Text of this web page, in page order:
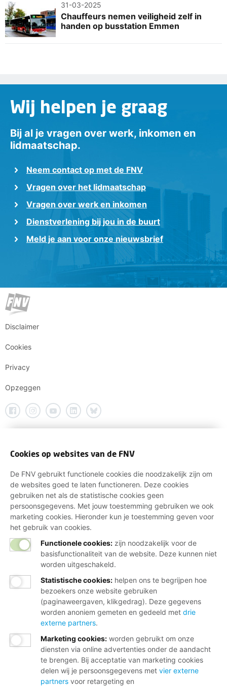
31-03-2025
Chauffeurs nemen veiligheid zelf in
handen op busstation Emmen
Wij helpen je graag
Bij al je vragen over werk, inkomen en
lidmaatschap.
Neem contact op met de FNV
Vragen over het lidmaatschap
Vragen over werk en inkomen
Dienstverlening bij jou in de buurt
Meld je aan voor onze nieuwsbrief
Disclaimer
Cookies
Privacy
Opzeggen
Cookies op websites van de FNV
De FNV gebruikt functionele cookies die noodzakelijk zijn om
de websites goed te laten functioneren. Deze cookies
gebruiken net als de statistische cookies geen
persoonsgegevens. Met jouw toestemming gebruiken we ook
marketing cookies. Hieronder kun je toestemming geven voor
het gebruik van cookies.
Functionele cookies: zijn noodzakelijk voor de
basisfunctionaliteit van de website. Deze kunnen niet
worden uitgeschakeld.
Statistische cookies: helpen ons te begrijpen hoe
bezoekers onze website gebruiken
(paginaweergaven, klikgedrag). Deze gegevens
worden anoniem gemeten en gedeeld met drie
externe partners.
Marketing cookies: worden gebruikt om onze
diensten via online advertenties onder de aandacht
te brengen. Bij acceptatie van marketing cookies
delen wij je persoonsgegevens met vier externe
partners voor retargeting en